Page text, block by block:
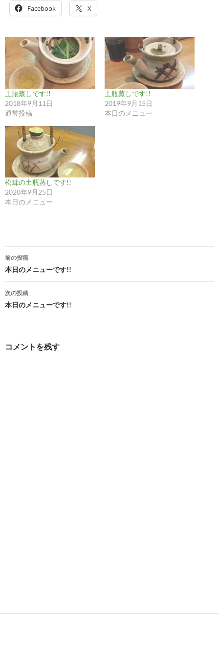
Facebook X
土瓶蒸しです!!
2018年9月11日
通常投稿
土瓶蒸しです!!
2019年9月15日
本日のメニュー
松茸の土瓶蒸しです!!
2020年9月25日
本日のメニュー
投
稿
ナ
ビ
前の投稿
本日のメニューです!!
次の投稿
本日のメニューです!!
コメントを残す